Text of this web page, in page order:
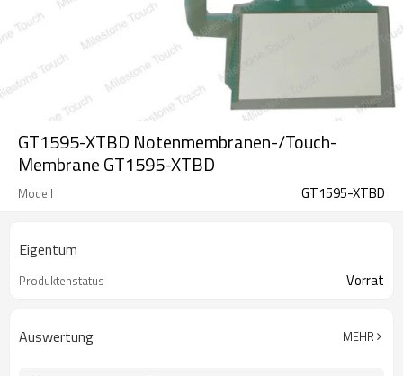
GT1595-XTBD Notenmembranen-/Touch-
Membrane GT1595-XTBD
Modell GT1595-XTBD
Eigentum
Produktenstatus Vorrat
Auswertung MEHR